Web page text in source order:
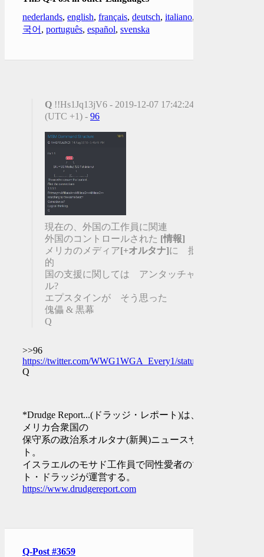
nederlands, english, français, deutsch, italiano,
국어 , português, español, svenska
Q !!Hs1Jq13jV6 - 2019-12-07 17:42:24
(UTC +1) - 96
現在の、外国の工作員に関連
外国のコントロールされた [情報]
メリカのメディア[+オルタナ]に 批判
的
国の支援に関しては アンタッチャブ
ル?
エプスタインが そう思った
傀儡 & 黒幕
Q
>>96
https://twitter.com/WWG1WGA_Every1/status/
Q
*Drudge Report...(ドラッジ・レポート)は、ア
メリカ合衆国の
保守系の政治系オルタナ(新興)ニュースサイ
ト。
イスラエルのモサド工作員で同性愛者のマッ
ト・ドラッジが運営する。
https://www.drudgereport.com
Q-Post #3659